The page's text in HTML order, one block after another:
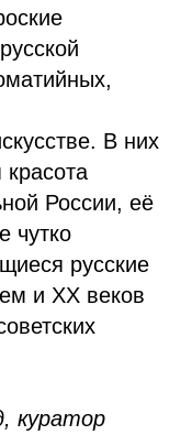
В них
России, её
чутко
русские
и XX веков
куратор